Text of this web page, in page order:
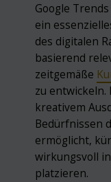
Google
ein
des digitalen
basierend
zeitgemäße
zu entwickeln.
kreativem
Bedürfnissen
ermöglicht,
wirkungsvoll
platzieren.